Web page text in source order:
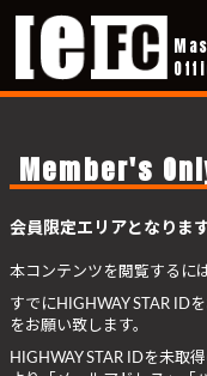
Member's
会員限定エリアとなりま
本コンテンツを閲覧するに
すでにHIGHWAY STAR ID
をお願い致します。
HIGHWAY STAR IDを未取